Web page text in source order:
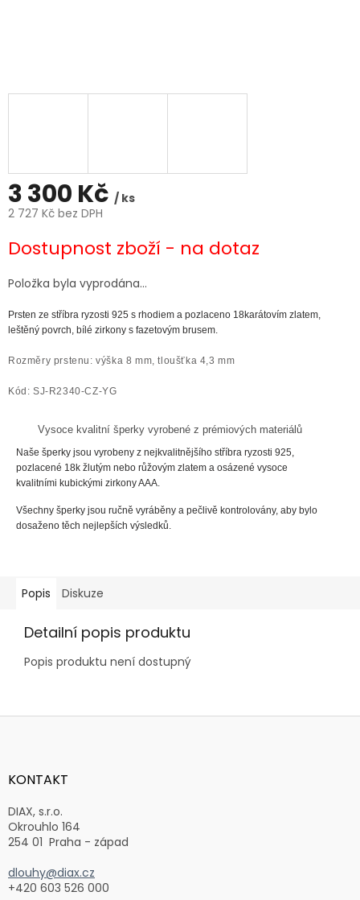
3 300 Kč / ks
2 727 Kč bez DPH
cena:
Dostupnost zboží - na dotaz
Položka byla vyprodána…
Prsten ze stříbra ryzosti 925 s rhodiem a pozlaceno 18karátovím zlatem,
leštěný povrch, bílé zirkony s fazetovým brusem.
Rozměry prstenu: výška 8 mm, tloušťka 4,3 mm
Kód: SJ-R2340-CZ-YG
Vysoce kvalitní šperky vyrobené z prémiových materiálů
Naše šperky jsou vyrobeny z nejkvalitnějšího stříbra ryzosti 925,
pozlacené 18k žlutým nebo růžovým zlatem a osázené vysoce
kvalitními kubickými zirkony AAA.
Všechny šperky jsou ručně vyráběny a pečlivě kontrolovány, aby bylo
dosaženo těch nejlepších výsledků.
Popis Diskuze
Detailní popis produktu
Popis produktu není dostupný
Z
aKONTAKT
DIAX, s.r.o.
Okrouhlo 164
254 01 Praha - západ
dlouhy@diax.cz
+420 603 526 000